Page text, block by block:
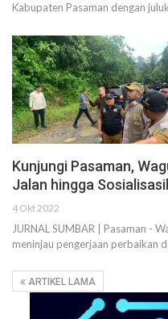
Kabupaten Pasaman dengan
Kunjungi Pasaman,
Jalan hingga
4 Okt 2022
JURNAL SUMBAR | Pasaman -
meninjau pengerjaan perbaikan
ARTIKEL LAMA